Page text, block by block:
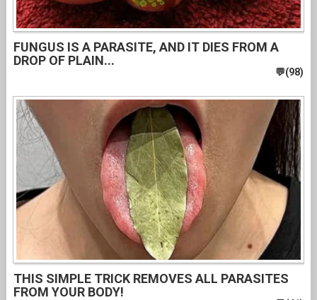
FUNGUS IS A PARASITE, AND IT DIES FROM A
DROP OF PLAIN...
THIS SIMPLE TRICK REMOVES ALL PARASITES
FROM YOUR BODY!